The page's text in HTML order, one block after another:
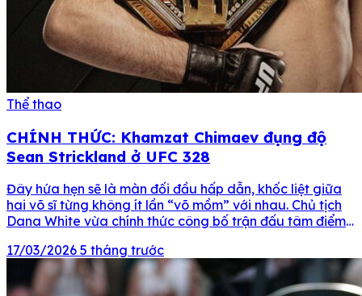
Thể thao
CHÍNH THỨC: Khamzat Chimaev đụng độ
Sean Strickland ở UFC 328
Đây hứa hẹn sẽ là màn đối đầu hấp dẫn, khốc liệt giữa
hai võ sĩ từng không ít lần “võ mồm” với nhau. Chủ tịch
Dana White vừa chính thức công bố trận đấu tâm điểm
Khamzat Chimaev sẽ bảo vệ danh hiệu […]
17/03/2026 5 tháng trước